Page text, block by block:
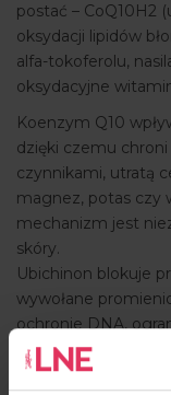
postać – CoQ10H2
oksydacji lipidów
alfa-tokoferolu,
oksydacyjne
Koenzym Q10
dzięki czemu
czynnikami, utratą
magnez, potas czy
mechanizm jest
skóry.
Ubichinon blokuje
wywołane
ochronie DNA,
obniżeniu stanu
promieniowanie